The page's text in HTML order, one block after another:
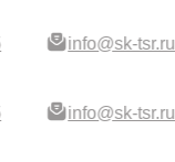
info@sk-tsr.ru
info@sk-tsr.ru